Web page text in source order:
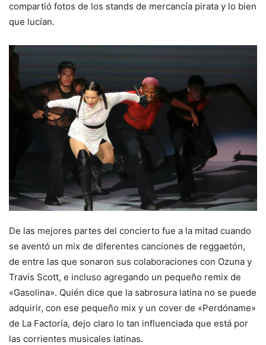
compartió fotos de los stands de mercancía pirata y lo bien
que lucían.
De las mejores partes del concierto fue a la mitad cuando
se aventó un mix de diferentes canciones de reggaetón,
de entre las que sonaron sus colaboraciones con Ozuna y
Travis Scott, e incluso agregando un pequeño remix de
«Gasolina». Quién dice que la sabrosura latina no se puede
adquirir, con ese pequeño mix y un cover de «Perdóname»
de La Factoría, dejo claro lo tan influenciada que está por
las corrientes musicales latinas.